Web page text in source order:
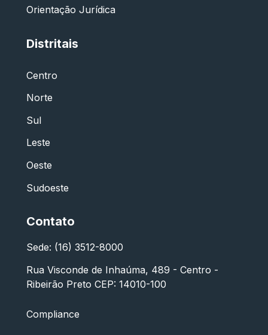
Orientação Jurídica
Distritais
Centro
Norte
Sul
Leste
Oeste
Sudoeste
Contato
Sede: (16) 3512-8000
Rua Visconde de Inhaúma, 489 - Centro -
Ribeirão Preto CEP: 14010-100
Compliance